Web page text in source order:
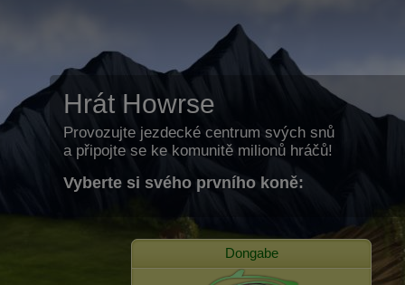
Hrát Howrse
Provozujte jezdecké centrum svých snů
a připojte se ke komunitě milionů hráčů!
Vyberte si svého prvního koně:
Dongabe